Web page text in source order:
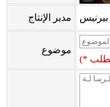
مدير الإنتاج
موضوع